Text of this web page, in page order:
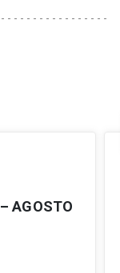
AGOSTO